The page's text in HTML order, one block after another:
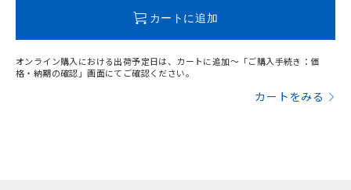
カートに追加
オンライン購入における出荷予定日は、カートに追加～「ご購入手続き：価
格・納期の確認」画面にてご確認ください。
カートをみる